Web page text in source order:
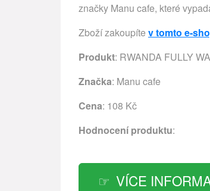
značky Manu cafe, které
Zboží zakoupíte v tomto e-
Produkt: RWANDA FULLY
Značka: Manu cafe
Cena: 108 Kč
Hodnocení produktu:
VÍCE